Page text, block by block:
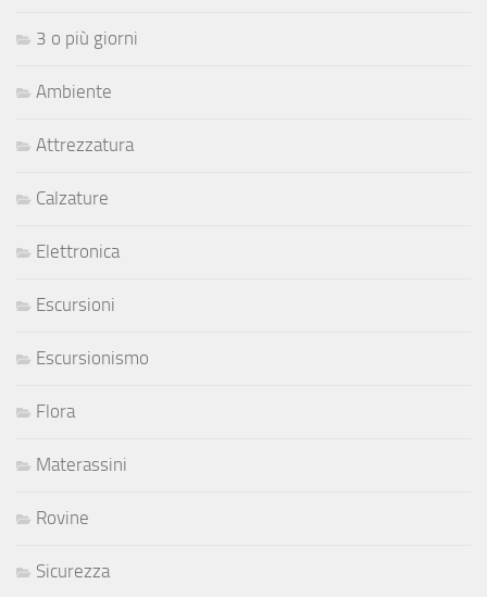
3 o più giorni
Ambiente
Attrezzatura
Calzature
Elettronica
Escursioni
Escursionismo
Flora
Materassini
Rovine
Sicurezza